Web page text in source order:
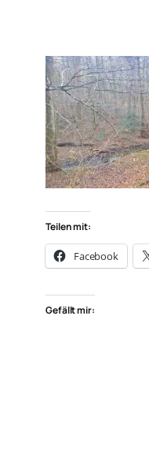
Teilen mit:
Facebook
Gefällt mir: